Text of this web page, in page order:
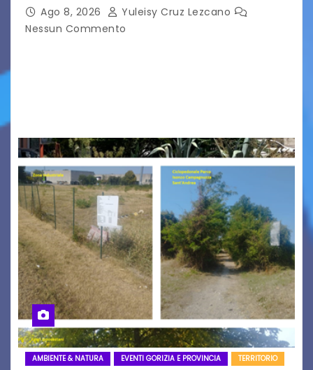
Ago 8, 2026
Yuleisy Cruz Lezcano
Nessun Commento
AMBIENTE & NATURA EVENTI GORIZIA E PROVINCIA TERRITORIO